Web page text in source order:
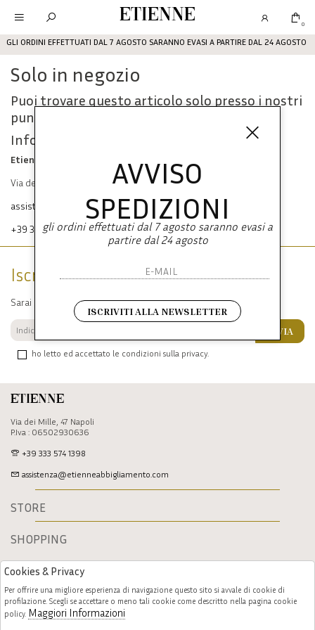
GLI ORDINI EFFETTUATI DAL 7 AGOSTO SARANNO EVASI A PARTIRE DAL 24 AGOSTO
Etienne 0
Solo in negozio
Puoi trovare questo articolo solo presso i nostri
punti vendita:
Info contatti
Etienne srl
Via dei Mille, 47 80121 Napoli
assistenza@etienneabbigliamento.com
+39 333 574 1398
Etienne
Via dei Mille, 47 Napoli
P.Iva : 06502930636
+39 333 574 1398
assistenza@etienneabbigliamento.com
STORE
SHOPPING
Iscriviti alla newsletter
Sarai sempre aggiornato su offerte e promozioni.
ho letto ed accettato le condizioni sulla privacy.
INVIA
AVVISO
SPEDIZIONI
gli ordini effettuati dal 7 agosto saranno evasi a
partire dal 24 agosto
ISCRIVITI ALLA NEWSLETTER
Cookies & Privacy
Per offrire una migliore esperienza di navigazione questo sito si avvale di cookie di
profilazione. Scegli se accettare o meno tali cookie come descritto nella pagina cookie
policy. Maggiori Informazioni